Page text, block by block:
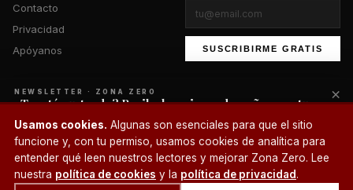
Contacto
Privacidad
Apóyanos
SUSCRIBIRME GRATIS
© 2026 Zona Zero Media. Todos los derechos reservados.
Usamos cookies. Algunas son esenciales para que el sitio
funcione y, con tu permiso, usamos cookies de analítica para
entender qué leen nuestros lectores y mejorar Zona Zero. Lee
nuestra política de cookies y la política de privacidad.
¿Un café?
NEWSLETTER · ZONA ZERO
¿Te está gustando? Recibe lo mejor cada mañana en tu
correo.
SUSCRIBIRME
×